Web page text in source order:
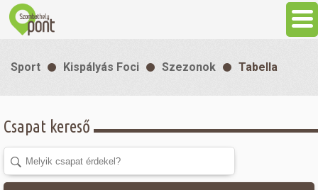
Látnivalók
Gasztronómia
Sport Kispályás Foci Szezonok Tabella
Csapat kereső